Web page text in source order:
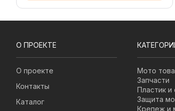
О ПРОЕКТЕ
О проекте
Контакты
Каталог
Мото
Запчасти
Пластик и
Защита
Крепеж и